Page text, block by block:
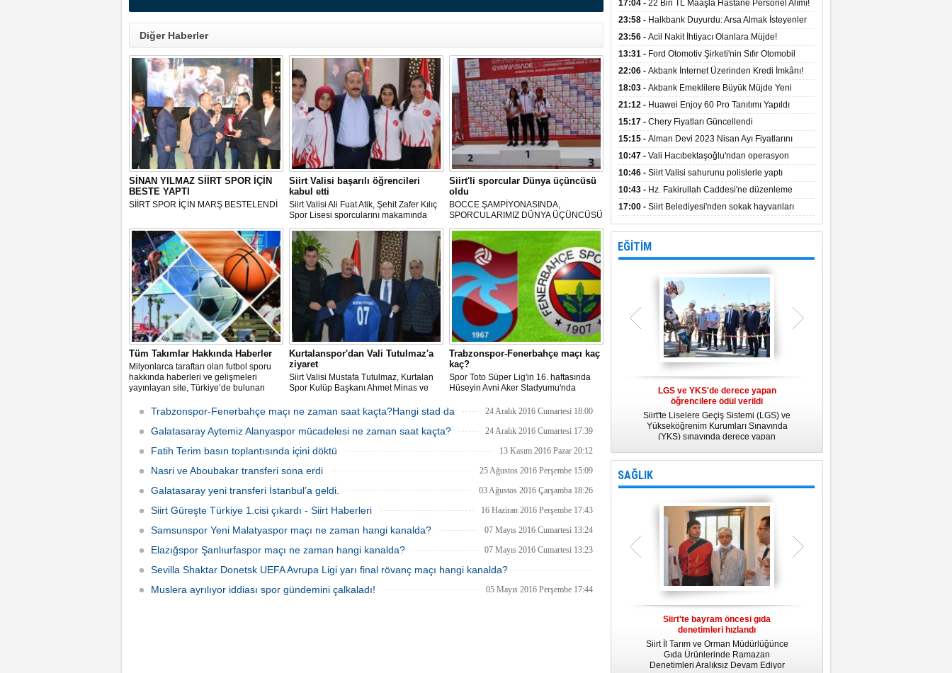
Diğer Haberler
SİNAN YILMAZ SİİRT SPOR İÇİN
BESTE YAPTI
SİİRT SPOR İÇİN MARŞ BESTELENDİ
Siirt Valisi başarılı öğrencileri
kabul etti
Siirt Valisi Ali Fuat Atik, Şehit Zafer Kılıç
Spor Lisesi sporcularını makamında
kabul etti.
Siirt'li sporcular Dünya üçüncüsü
oldu
BOCCE ŞAMPİYONASINDA,
SPORCULARIMIZ DÜNYA ÜÇÜNCÜSÜ
OLDU
Tüm Takımlar Hakkında Haberler
Milyonlarca taraftarı olan futbol sporu
hakkında haberleri ve gelişmeleri
yayınlayan site, Türkiye’de bulunan
en güncel ve gerçekçi bilgileri
Kurtalanspor'dan Vali Tutulmaz'a
ziyaret
Siirt Valisi Mustafa Tutulmaz, Kurtalan
Spor Kulüp Başkanı Ahmet Minas ve
etti.
Trabzonspor-Fenerbahçe maçı kaç
kaç?
Spor Toto Süper Lig'in 16. haftasında
Hüseyin Avni Aker Stadyumu'nda
karşılaşıyor. Maçta ikinci yarı...
0'lık üstünlüğü ile tamamlandı.
hakem Kemal Yılma
Trabzonspor-Fenerbahçe maçı ne zaman saat kaçta?Hangi stad da 24 Aralık 2016 Cumartesi 18:00
Galatasaray Aytemiz Alanyaspor mücadelesi ne zaman saat kaçta? 24 Aralık 2016 Cumartesi 17:39
Fatih Terim basın toplantısında içini döktü 13 Kasım 2016 Pazar 20:12
Nasri ve Aboubakar transferi sona erdi 25 Ağustos 2016 Perşembe 15:09
Galatasaray yeni transferi İstanbul’a geldi. 03 Ağustos 2016 Çarşamba 18:26
Siirt Güreşte Türkiye 1.cisi çıkardı - Siirt Haberleri 16 Haziran 2016 Perşembe 17:43
Samsunspor Yeni Malatyaspor maçı ne zaman hangi kanalda? 07 Mayıs 2016 Cumartesi 13:24
Elazığspor Şanlıurfaspor maçı ne zaman hangi kanalda? 07 Mayıs 2016 Cumartesi 13:23
Sevilla Shaktar Donetsk UEFA Avrupa Ligi yarı final rövanç maçı hangi kanalda?
05 Mayıs 2016 Perşembe 18:04
Muslera ayrılıyor iddiası spor gündemini çalkaladı! 05 Mayıs 2016 Perşembe 17:44
dünyasında fırtınalar estirdi
17:04 - 22 Bin TL Maaşla Hastane Personel Alımı!
KPSS Şartı, Mülakat Yok! İş Arayanlar İçin…
23:58 - Halkbank Duyurdu: Arsa Almak İsteyenler
Acele Edin!
23:56 - Acil Nakit İhtiyacı Olanlara Müjde!
Bankaların Kredi Faiz Oranları Açıklandı! Uzun
Vadeyle Düşük Faizle Ödeme İmkânı!
13:31 - Ford Otomotiv Şirketi'nin Sıfır Otomobil
Kampanyasıyla Avantajlı Fiyatlar ve Takas İmkânı!
22:06 - Akbank İnternet Üzerinden Kredi İmkânı!
18:03 - Akbank Emeklilere Büyük Müjde Yeni
Avantajlar Sizi Bekliyor!
21:12 - Huawei Enjoy 60 Pro Tanıtımı Yapıldı
15:17 - Chery Fiyatları Güncellendi
15:15 - Alman Devi 2023 Nisan Ayı Fiyatlarını
Açıkladı
10:47 - Vali Hacıbektaşoğlu'ndan operasyon
bölgesinde inceleme
10:46 - Siirt Valisi sahurunu polislerle yaptı
10:43 - Hz. Fakirullah Caddesi'ne düzenleme
yapılacak
17:00 - Siirt Belediyesi'nden sokak hayvanları
projesi
EĞİTİM
LGS ve YKS'de derece yapan
öğrencilere ödül verildi
Siirt'te Liselere Geçiş Sistemi (LGS) ve
Yükseköğrenim Kurumları Sınavında
(YKS) sınavında derece yapan
Kadına Yönelik Şiddetle Mücadele"
SAĞLIK
Siirt'te bayram öncesi gıda
denetimleri hızlandı
Siirt İl Tarım ve Orman Müdürlüğünce
Gıda Ürünlerinde Ramazan
Denetimleri Aralıksız Devam Ediyor